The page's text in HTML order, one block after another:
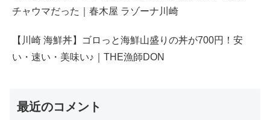
チャウマだった｜春木屋 ラゾーナ川崎
【川崎 海鮮丼】ゴロっと海鮮山盛りの丼が700円！安
い・速い・美味い♪｜THE漁師DON
最近のコメント